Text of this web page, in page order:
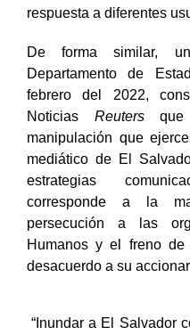
respuesta a diferentes
De forma similar,
Departamento de
febrero del 2022,
Noticias Reutersque
manipulación que
mediático de El
estrategias
corresponde a la
persecución a las
Humanos y el freno
desacuerdo a su
“Inundar a El Salvador